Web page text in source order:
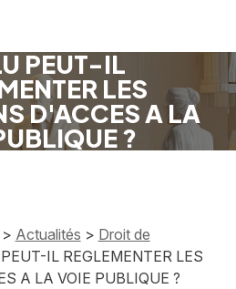
PEUT-IL
LES
D'ACCES A LA
?
> Actualités > Droit de
IL REGLEMENTER LES
A LA VOIE PUBLIQUE ?